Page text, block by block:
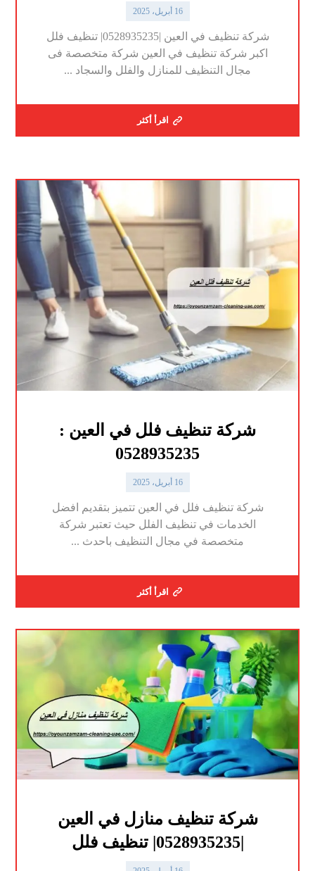
16 أبريل، 2025
شركة تنظيف في العين |0528935235| تنظيف فلل
اكبر شركة تنظيف في العين شركة متخصصة فى
مجال التنظيف للمنازل والفلل والسجاد ...
اقرأ أكثر
شركة تنظيف فلل في العين :
0528935235
16 أبريل، 2025
شركة تنظيف فلل في العين تتميز بتقديم افضل
الخدمات في تنظيف الفلل حيث تعتبر شركة
متخصصة في مجال التنظيف باحدث ...
اقرأ أكثر
شركة تنظيف منازل في العين
|0528935235| تنظيف فلل